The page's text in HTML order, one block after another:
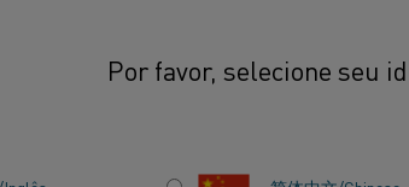
Por favor, selecione seu
Eletrificação da indústria: o caminho para um futuro